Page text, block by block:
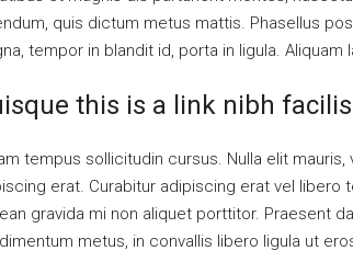
quis dictum metus mattis. Phasellus
tempor in blandit id, porta in ligula.
this is a link nibh
tempus sollicitudin cursus. Nulla elit
erat. Curabitur adipiscing erat vel
gravida mi non aliquet porttitor. Praesent
metus, in convallis libero ligula ut